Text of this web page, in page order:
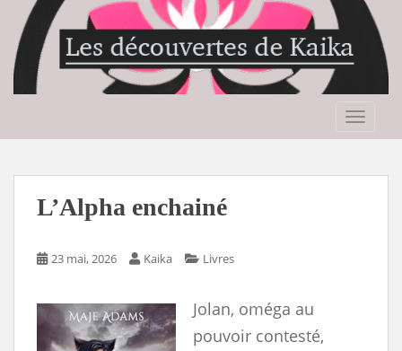
L’Alpha enchainé
23 mai, 2026 Kaika Livres
Jolan, oméga au
pouvoir contesté,